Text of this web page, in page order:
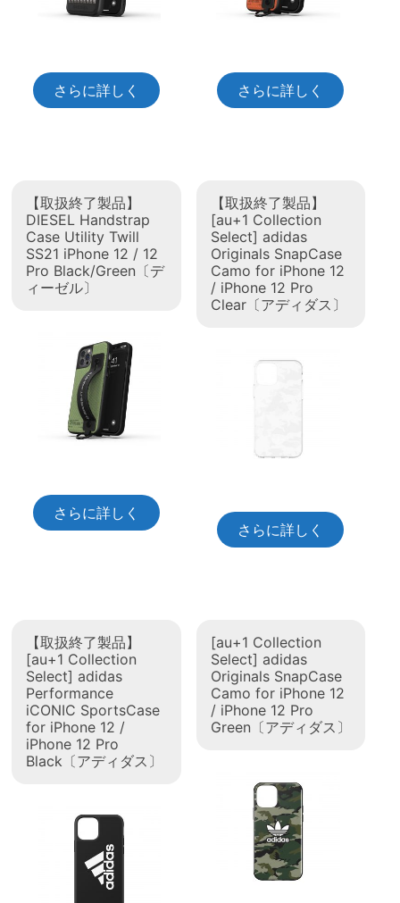
さらに詳しく さらに詳しく
【取扱終了製品】
DIESEL Handstrap
Case Utility Twill
SS21 iPhone 12 / 12
Pro Black/Green〔デ
ィーゼル〕
さらに詳しく
【取扱終了製品】
[au+1 Collection
Select] adidas
Originals SnapCase
Camo for iPhone 12
/ iPhone 12 Pro
Clear〔アディダス〕
さらに詳しく
【取扱終了製品】
[au+1 Collection
Select] adidas
Performance
iCONIC SportsCase
for iPhone 12 /
iPhone 12 Pro
Black〔アディダス〕
[au+1 Collection
Select] adidas
Originals SnapCase
Camo for iPhone 12
/ iPhone 12 Pro
Green〔アディダス〕